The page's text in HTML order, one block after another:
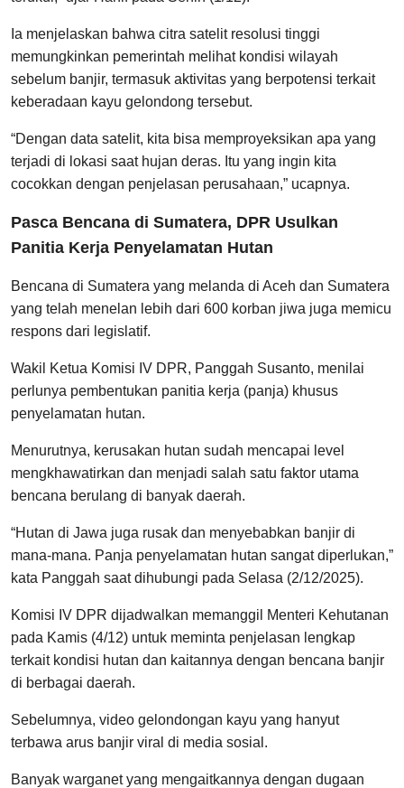
Ia menjelaskan bahwa citra satelit resolusi tinggi
memungkinkan pemerintah melihat kondisi wilayah
sebelum banjir, termasuk aktivitas yang berpotensi terkait
keberadaan kayu gelondong tersebut.
“Dengan data satelit, kita bisa memproyeksikan apa yang
terjadi di lokasi saat hujan deras. Itu yang ingin kita
cocokkan dengan penjelasan perusahaan,” ucapnya.
Pasca Bencana di Sumatera, DPR Usulkan
Panitia Kerja Penyelamatan Hutan
Bencana di Sumatera yang melanda di Aceh dan Sumatera
yang telah menelan lebih dari 600 korban jiwa juga memicu
respons dari legislatif.
Wakil Ketua Komisi IV DPR, Panggah Susanto, menilai
perlunya pembentukan panitia kerja (panja) khusus
penyelamatan hutan.
Menurutnya, kerusakan hutan sudah mencapai level
mengkhawatirkan dan menjadi salah satu faktor utama
bencana berulang di banyak daerah.
“Hutan di Jawa juga rusak dan menyebabkan banjir di
mana-mana. Panja penyelamatan hutan sangat diperlukan,”
kata Panggah saat dihubungi pada Selasa (2/12/2025).
Komisi IV DPR dijadwalkan memanggil Menteri Kehutanan
pada Kamis (4/12) untuk meminta penjelasan lengkap
terkait kondisi hutan dan kaitannya dengan bencana banjir
di berbagai daerah.
Sebelumnya, video gelondongan kayu yang hanyut
terbawa arus banjir viral di media sosial.
Banyak warganet yang mengaitkannya dengan dugaan